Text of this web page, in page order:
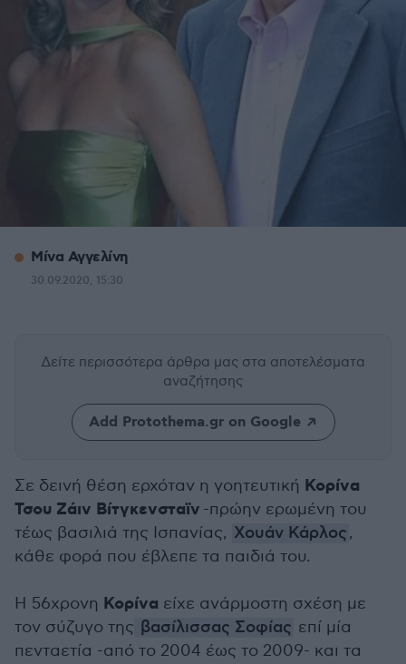
Μίνα Αγγελίνη
30.09.2020, 15:30
Δείτε περισσότερα άρθρα μας στα αποτελέσματα
αναζήτησης
Add Protothema.gr on Google
Σε δεινή θέση ερχόταν η γοητευτική Κορίνα
Τσου Ζάιν Βίτγκενσταϊν -πρώην ερωμένη του
τέως βασιλιά της Ισπανίας, Χουάν Κάρλος,
κάθε φορά που έβλεπε τα παιδιά του.
Η 56χρονη Κορίνα είχε ανάρμοστη σχέση με
τον σύζυγο της βασίλισσας Σοφίας επί μία
πενταετία -από το 2004 έως το 2009- και τα